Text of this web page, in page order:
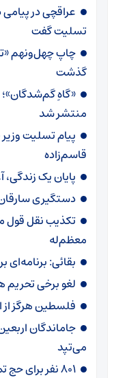
عراقچی در
تسلیت گفت
گذشت
«گاهِ گم‌شدگان»؛
منتشر شد
پیام تسلیت
قاسم‌زاده
پایان یک زندگی،
دستگیری
تکذیب نقل قول
معظم‌له
بقائی: برنامه‌ای
لغو برخی تحریم
فلسطین هرگز از
جاماندگان
می‌تپد